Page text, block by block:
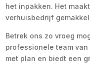
het inpakken. Het
verhuisbedrijf
Betrek ons zo vroeg
professionele team
met plan en biedt een